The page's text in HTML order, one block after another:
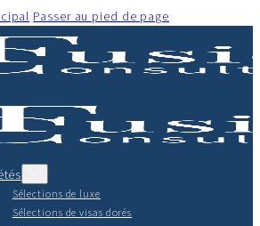
Passer au pied de page
Sélections de luxe
Sélections de visas dorés